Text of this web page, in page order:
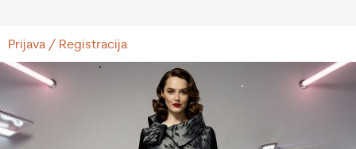
Prijava / Registracija